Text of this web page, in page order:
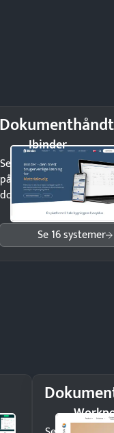
Ibinder
Send kontrakter til
på minutter og mist
dokumenter.
Se 16 systemer